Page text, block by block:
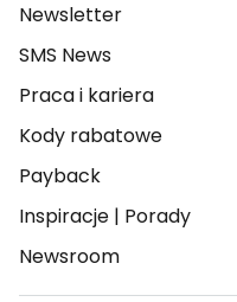
Newsletter
SMS News
Praca i kariera
Kody rabatowe
Payback
Inspiracje | Porady
Newsroom